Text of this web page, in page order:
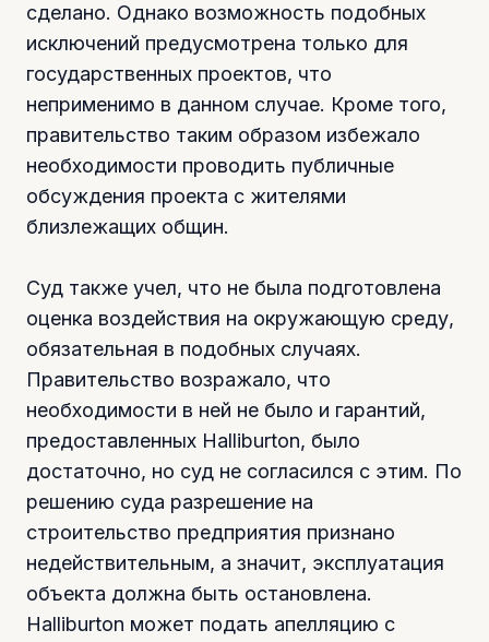
сделано. Однако возможность подобных
исключений предусмотрена только для
государственных проектов, что
неприменимо в данном случае. Кроме того,
правительство таким образом избежало
необходимости проводить публичные
обсуждения проекта с жителями
близлежащих общин.
Суд также учел, что не была подготовлена
оценка воздействия на окружающую среду,
обязательная в подобных случаях.
Правительство возражало, что
необходимости в ней не было и гарантий,
предоставленных Halliburton, было
достаточно, но суд не согласился с этим. По
решению суда разрешение на
строительство предприятия признано
недействительным, а значит, эксплуатация
объекта должна быть остановлена.
Halliburton может подать апелляцию с